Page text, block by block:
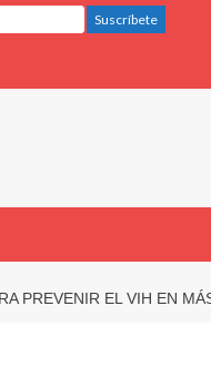
PREVENIR EL VIH EN